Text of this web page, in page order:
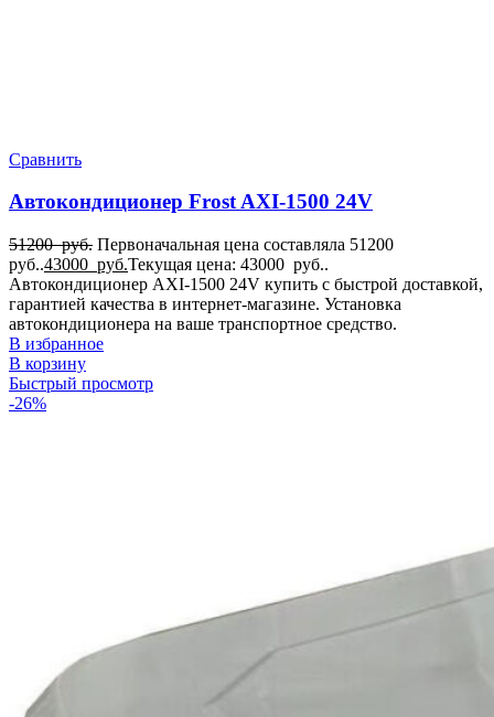
Сравнить
Автокондиционер Frost AXI-1500 24V
51200руб. Первоначальная цена составляла 51200
руб..43000 руб.Текущая цена: 43000 руб..
Автокондиционер AXI-1500 24V купить с быстрой доставкой,
гарантией качества в интернет-магазине. Установка
автокондиционера на ваше транспортное средство.
В избранное
В корзину
Быстрый просмотр
-26%